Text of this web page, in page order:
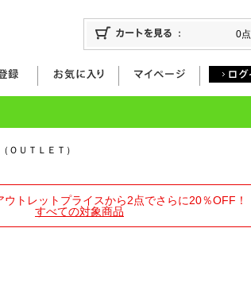
0点
ＯＵＴＬＥＴ）
トレットプライスから2点でさらに20％OFF！
すべての対象商品